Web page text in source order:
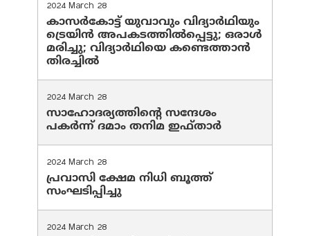
2024 March 28
കാസർകോട്ട് യുവാവും വിദ്യാർഥിയും
ട്രെയിൻ അപകടത്തിൽപ്പെട്ടു; ഒരാൾ
മരിച്ചു; വിദ്യാർഥിയെ കണ്ടെത്താൻ
തിരച്ചിൽ
2024 March 28
സാഹോദര്യത്തിന്റെ സന്ദേശം
പകർന്ന് ദമാം തനിമ ഇഫ്‌താർ
2024 March 28
പ്രവാസി ക്ഷേമ നിധി ബൂത്ത്
സംഘടിപ്പിച്ചു
2024 March 28